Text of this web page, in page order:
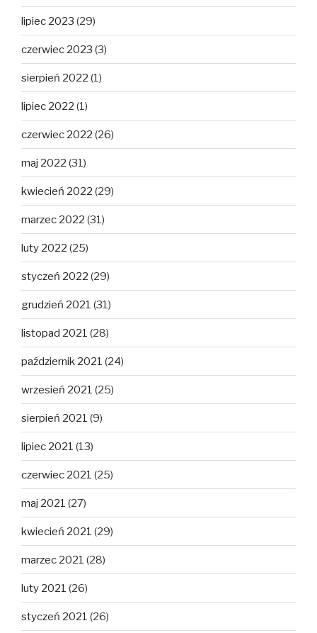
lipiec 2023 (29)
czerwiec 2023 (3)
sierpień 2022 (1)
lipiec 2022 (1)
czerwiec 2022 (26)
maj 2022 (31)
kwiecień 2022 (29)
marzec 2022 (31)
luty 2022 (25)
styczeń 2022 (29)
grudzień 2021 (31)
listopad 2021 (28)
październik 2021 (24)
wrzesień 2021 (25)
sierpień 2021 (9)
lipiec 2021 (13)
czerwiec 2021 (25)
maj 2021 (27)
kwiecień 2021 (29)
marzec 2021 (28)
luty 2021 (26)
styczeń 2021 (26)